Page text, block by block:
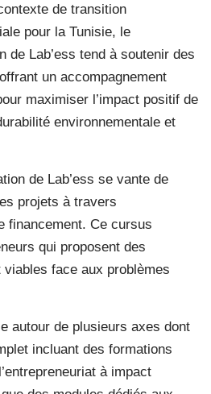
de transition
pour la Tunisie, le
de Lab’ess tend à soutenir des
un accompagnement
maximiser l’impact positif de
environnementale et
de Lab’ess se vante de
projets à travers
financement. Ce cursus
qui proposent des
face aux problèmes
autour de plusieurs axes dont
incluant des formations
à impact